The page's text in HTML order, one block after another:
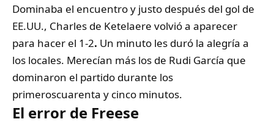
Dominaba el encuentro y justo después del gol de
EE.UU., Charles de Ketelaere volvió a aparecer
para hacer el 1-2. Un minuto les duró la alegría a
los locales. Merecían más los de Rudi García que
dominaron el partido durante los
primeroscuarenta y cinco minutos.
El error de Freese